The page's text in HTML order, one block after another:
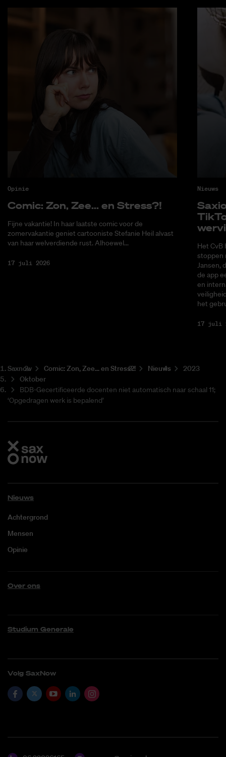
Opinie
Co­mic: Zon, Zee... en Stress?!
Fijne vakantie! In haar laatste comic voor de
zomervakantie geniet cartooniste Stefanie Heil alvast
van haar welverdiende rust. Alhoewel...
17 juli 2026
Nieuws
Het CvB
stoppen
Jansen,
de app
en
het
17 juli
Saxnow Co­mic: Zon, Zee... en Stress?! Nieuws
2023
Oktober
BDB-Gecertificeerde docenten niet automatisch naar schaal 11;
‘Opgedragen werk is bepalend’
Nieuws
Achtergrond
Mensen
Opinie
Over ons
Studium Generale
Volg SaxNow